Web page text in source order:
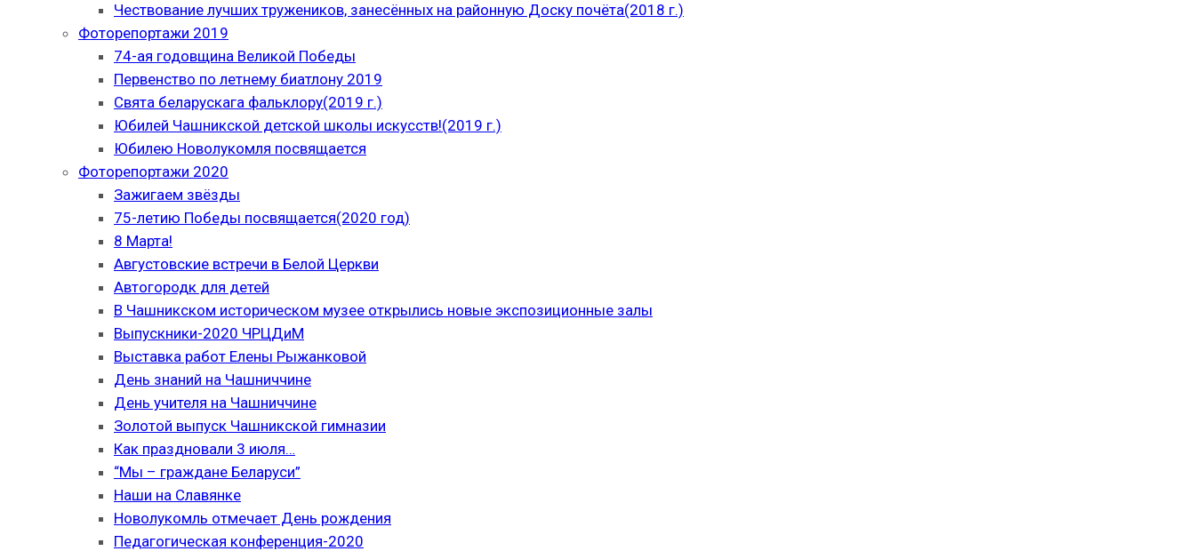
Чествование лучших тружеников, занесённых на районную Доску почёта(2018 г.)
Фоторепортажи 2019
74-ая годовщина Великой Победы
Первенство по летнему биатлону 2019
Свята беларускага фальклору(2019 г.)
Юбилей Чашникской детской школы искусств!(2019 г.)
Юбилею Новолукомля посвящается
Фоторепортажи 2020
Зажигаем звёзды
75-летию Победы посвящается(2020 год)
8 Марта!
Августовские встречи в Белой Церкви
Автогородк для детей
В Чашникском историческом музее открылись новые экспозиционные залы
Выпускники-2020 ЧРЦДиМ
Выставка работ Елены Рыжанковой
День знаний на Чашниччине
День учителя на Чашниччине
Золотой выпуск Чашникской гимназии
Как праздновали 3 июля…
“Мы – граждане Беларуси”
Наши на Славянке
Новолукомль отмечает День рождения
Педагогическая конференция-2020